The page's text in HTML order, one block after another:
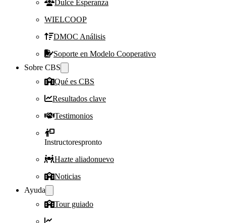
Dulce Esperanza
WIELCOOP
DMOC Análisis
Soporte en Modelo Cooperativo
Sobre CBS
Qué es CBS
Resultados clave
Testimonios
Instructorespronto
Hazte aliadonuevo
Noticias
Ayuda
Tour guiado